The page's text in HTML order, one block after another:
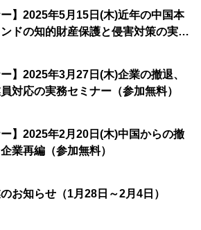
ー】2025年5月15日(木)近年の中国本
ドの知的財産保護と侵害対策の実務
】2025年3月27日(木)企業の撤退、
対応の実務セミナー（参加無料）
ー】2025年2月20日(木)中国からの撤
業再編（参加無料）
お知らせ（1月28日～2月4日）